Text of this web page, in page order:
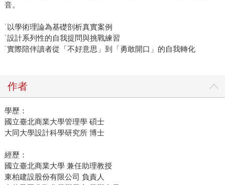
音。
˙以學術理論為基礎剖析真實案例
˙設計系列性的自我提問與挑戰練習
˙實際陪伴讀者從「不好意思」到「勇敢開口」的自我轉化
作者
學歷：
國立臺北商業大學管理學 碩士
大同大學設計科學研究所 博士
經歷：
國立臺北商業大學 兼任助理教授
東柏建設股份有限公司 負責人